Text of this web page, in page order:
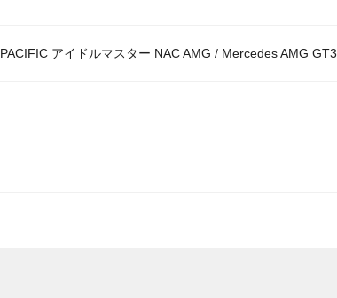
PACIFIC アイドルマスター NAC AMG / Mercedes AMG GT3